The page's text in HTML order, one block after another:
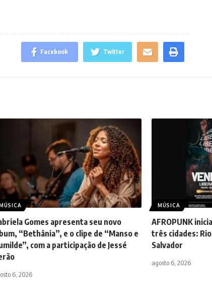
Facebook Twitter
Gomes apresenta seu novo
“Bethânia”, e o clipe de “Manso e
com a participação de Jessé
6, 2026
MÚSICA
AFROPUNK
três cidades:
Salvador
agosto 6, 2026